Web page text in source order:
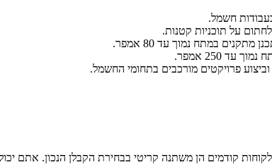
חשמל.
על תוכניות קטנות.
במתח נמוך עד 80 אמפר.
250 אמפר.
פרויקטים מורכבים בתחומי החשמל.
קודמים הן משתנה קריטי בבחירת הקבלן הנכון. אתם